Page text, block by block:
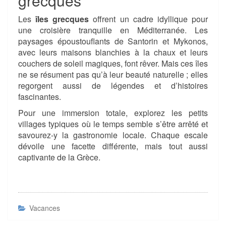
Lesîles grecques offrent un cadre idyllique pour
une croisière tranquille en Méditerranée. Les
paysages époustouflants de Santorin et Mykonos,
avec leurs maisons blanchies à la chaux et leurs
couchers de soleil magiques, font rêver. Mais ces îles
ne se résument pas qu’à leur beauté naturelle ; elles
regorgent aussi de légendes et d’histoires
fascinantes.
Pour une immersion totale, explorez les petits
villages typiques où le temps semble s’être arrêté et
savourez-y la gastronomie locale. Chaque escale
dévoile une facette différente, mais tout aussi
captivante de la Grèce.
Vacances